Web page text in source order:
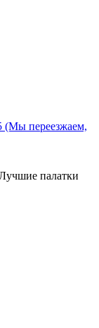
(Мы переезжаем,
палатки